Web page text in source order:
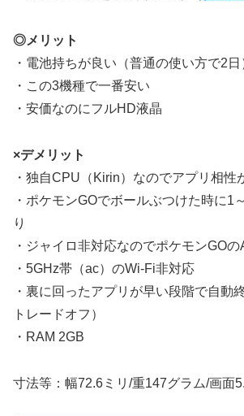
◎メリット
・電池持ちが良い（普通の使い方で2日
・この3機種で一番安い
・安価なのにフルHD液晶
×デメリット
・独自CPU（Kirin）なのでアプリ相性
・ポケモンGOでボールぶつけた時に1
り
・ジャイロ非対応なのでポケモンGO
・5GHz帯（ac）のWi-Fi非対応
・裏に回ったアプリが早い段階で自動
トレードオフ）
・RAM 2GB
寸法等：幅72.6ミリ/重147グラム/画面